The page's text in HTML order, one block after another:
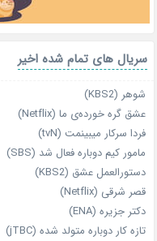
سریال های تمام شده اخیر
شوهر (KBS2)
عشق گره خورده‌ی ما (Netflix)
فردا سرکار میبینمت (tvN)
مامور کیم دوباره فعال شد (SBS)
دستورالعمل عشق (KBS2)
قصر شرقی (Netflix)
دکتر جزیره (ENA)
تازه‌ کار دوباره‌ متولد شده (jTBC)